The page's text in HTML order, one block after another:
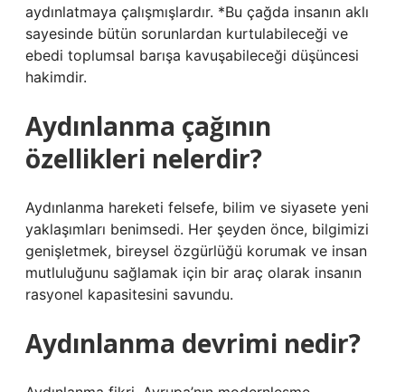
aydınlatmaya çalışmışlardır. *Bu çağda insanın aklı
sayesinde bütün sorunlardan kurtulabileceği ve
ebedi toplumsal barışa kavuşabileceği düşüncesi
hakimdir.
Aydınlanma çağının
özellikleri nelerdir?
Aydınlanma hareketi felsefe, bilim ve siyasete yeni
yaklaşımları benimsedi. Her şeyden önce, bilgimizi
genişletmek, bireysel özgürlüğü korumak ve insan
mutluluğunu sağlamak için bir araç olarak insanın
rasyonel kapasitesini savundu.
Aydınlanma devrimi nedir?